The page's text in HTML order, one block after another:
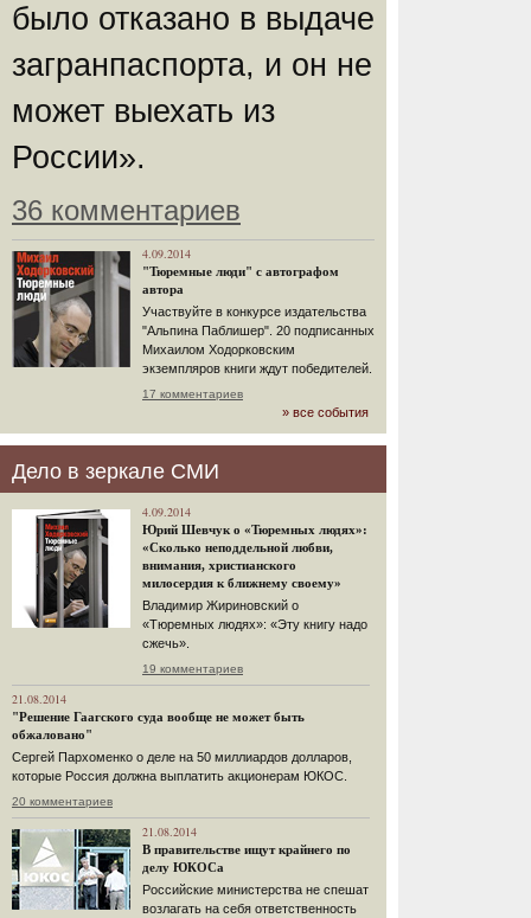
было отказано в выдаче
загранпаспорта, и он не
может выехать из
России».
36 комментариев
4.09.2014
"Тюремные люди" с автографом
автора
Участвуйте в конкурсе издательства
"Альпина Паблишер". 20 подписанных
Михаилом Ходорковским
экземпляров книги ждут победителей.
17 комментариев
» все события
Дело в зеркале СМИ
4.09.2014
Юрий Шевчук о «Тюремных людях»:
«Сколько неподдельной любви,
внимания, христианского
милосердия к ближнему своему»
Владимир Жириновский о
«Тюремных людях»: «Эту книгу надо
сжечь».
19 комментариев
21.08.2014
"Решение Гаагского суда вообще не может быть
обжаловано"
Сергей Пархоменко о деле на 50 миллиардов долларов,
которые Россия должна выплатить акционерам ЮКОС.
20 комментариев
21.08.2014
В правительстве ищут крайнего по
делу ЮКОСа
Российские министерства не спешат
возлагать на себя ответственность